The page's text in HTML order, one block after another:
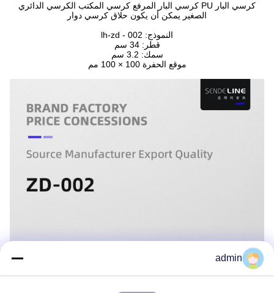
كرسي البار PU كرسي البار المرفع كرسي المكتب الكرسي الدائري
الصغير يمكن أن يكون حلاق كرسي دوار
النموذج: lh-zd - 002
قطر: 34 سم
سمك: 3.2 سم
موقع الحفرة 100 × 100 مم
admin